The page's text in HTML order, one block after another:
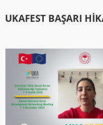
UKAFEST BAŞARI